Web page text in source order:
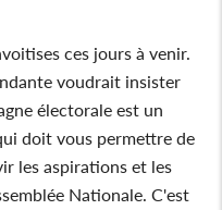
ces jours à venir.
voudrait insister
électorale est un
doit vous permettre de
les aspirations et les
Nationale. C'est